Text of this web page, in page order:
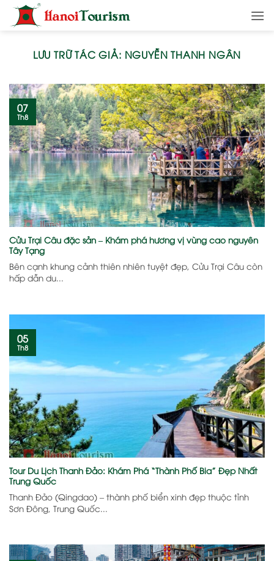
qua
LƯU TRỮ TÁC GIẢ: NGUYỄN THANH NGÂN
Cửu Trại Câu đặc sản – Khám phá hương vị vùng cao nguyên
Tây Tạng
Bên cạnh khung cảnh thiên nhiên tuyệt đẹp, Cửu Trại Câu còn
hấp dẫn du...
07
Th8
Tour Du Lịch Thanh Đảo: Khám Phá “Thành Phố Bia” Đẹp Nhất
Trung Quốc
Thanh Đảo (Qingdao) – thành phố biển xinh đẹp thuộc tỉnh
Sơn Đông, Trung Quốc...
05
Th8